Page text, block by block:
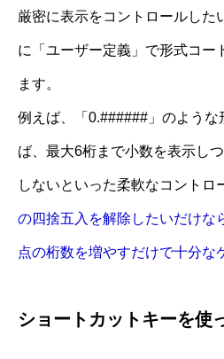
厳密に表示をコントロールした
に「ユーザー定義」で形式コー
ます。
例えば、「0.######」のよう
ば、最大6桁まで小数を表示し
しないといった柔軟なコントロ
の四捨五入を解除したいだけな
点の桁数を増やすだけで十分な
ショートカットキーを使